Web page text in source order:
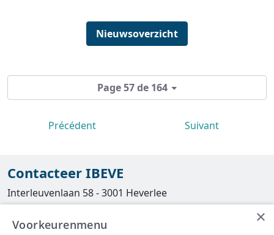
Nieuwsoverzicht
Page 57 de 164
Précédent Suivant
Contacteer IBEVE
Interleuvenlaan 58 - 3001 Heverlee
016/390490 ×
Voorkeurenmenu